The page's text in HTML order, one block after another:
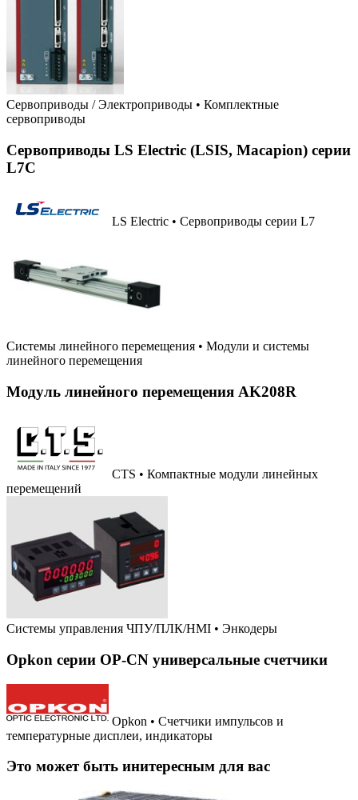
Сервоприводы / Электроприводы • Комплектные
сервоприводы
Сервоприводы LS Electric (LSIS, Macapion) серии
L7C
LS Electric • Сервоприводы серии L7
Системы линейного перемещения • Модули и системы
линейного перемещения
Модуль линейного перемещения AK208R
CTS • Компактные модули линейных
перемещений
Системы управления ЧПУ/ПЛК/HMI • Энкодеры
Opkon серии OP-CN универсальные счетчики
Opkon • Счетчики импульсов и
температурные дисплеи, индикаторы
Это может быть инитересным для вас